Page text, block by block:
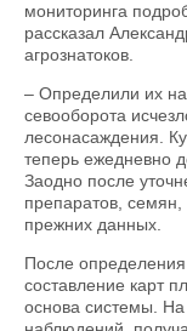
мониторинга
рассказал
агрознатоков.
– Определили их
севооборота
лесонасаждения.
теперь ежедневно
Заодно после
препаратов, семян,
прежних данных.
После определения
составление карт
основа системы.